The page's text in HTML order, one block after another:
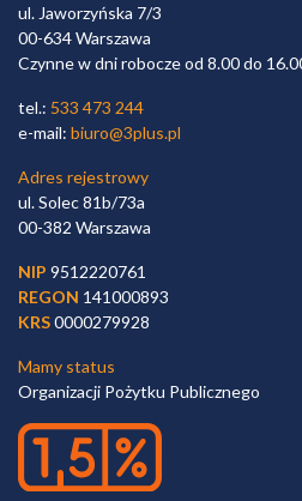
ul. Jaworzyńska 7/3
00-634 Warszawa
Czynne w dni robocze od 8.00 do
tel.: 533 473 244
e-mail: biuro@3plus.pl
Adres rejestrowy
ul. Solec 81b/73a
00-382 Warszawa
NIP 9512220761
REGON 141000893
KRS0000279928
Mamy status
Organizacji Pożytku Publicznego